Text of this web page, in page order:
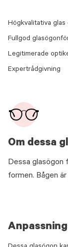
Om dessa
Dessa glasögon
formen. Bågen
Högkvalitativa glas
Fullgod
Legitimerade
Expertrådgivning